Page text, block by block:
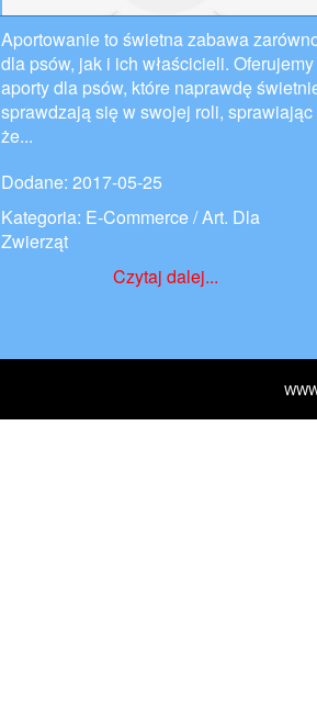
Aportowanie to świetna zabawa
dla psów, jak i ich właścicieli. Oferujemy
aporty dla psów, które naprawdę
sprawdzają się w swojej roli, sprawiając
że...
Dodane: 2017-05-25
Kategoria: E-Commerce / Art. Dla
Zwierząt
Czytaj dalej...